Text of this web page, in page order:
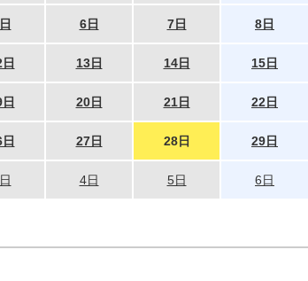
6日 7日 8日
13日 14日 15日
20日 21日 22日
27日 28日 29日
4日 5日 6日